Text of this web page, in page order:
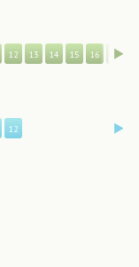
12 13 14 15 16 17
12